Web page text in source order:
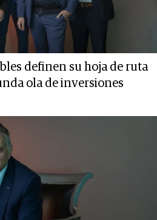
definen su hoja de ruta
ola de inversiones